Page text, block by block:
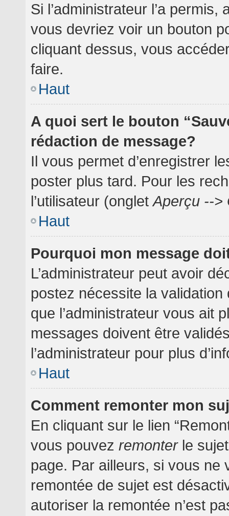
Si l’administrateur l’a
vous devriez voir un bouton
cliquant dessus, vous
faire.
Haut
A quoi sert le bouton
rédaction de message?
Il vous permet d’enregistrer
poster plus tard. Pour les
l’utilisateur (ongletAperçu -->
Haut
Pourquoi mon message
L’administrateur peut avoir
postez nécessite la
que l’administrateur vous ait
messages doivent être
l’administrateur pour plus
Haut
Comment remonter mon
En cliquant sur le lien
vous pouvez remonterle
page. Par ailleurs, si vous ne
remontée de sujet est
autoriser la remontée n’est